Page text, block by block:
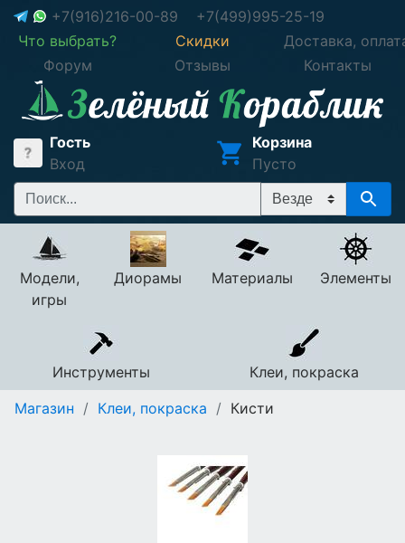
+7(916)216-00-89
+7(499)995-25-19
Что выбрать?
Скидки
Доставка,
Форум
Отзывы Контакты
Гость
Вход
Корзина
Пусто
Модели,
игры
Диорамы Материалы Элементы
Инструменты
Клеи, покраска
Магазин / Клеи, покраска / Кисти